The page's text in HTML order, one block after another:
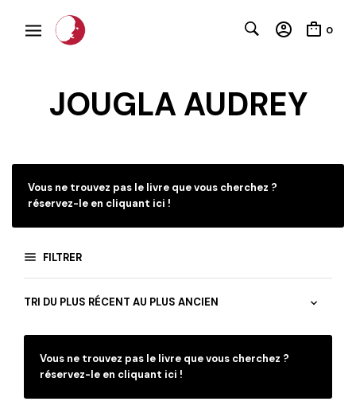
0
JOUGLA AUDREY
Vous ne trouvez pas le livre que vous cherchez ?
réservez-le en cliquant ici !
FILTRER
Vous ne trouvez pas le livre que vous cherchez ?
réservez-le en cliquant ici !